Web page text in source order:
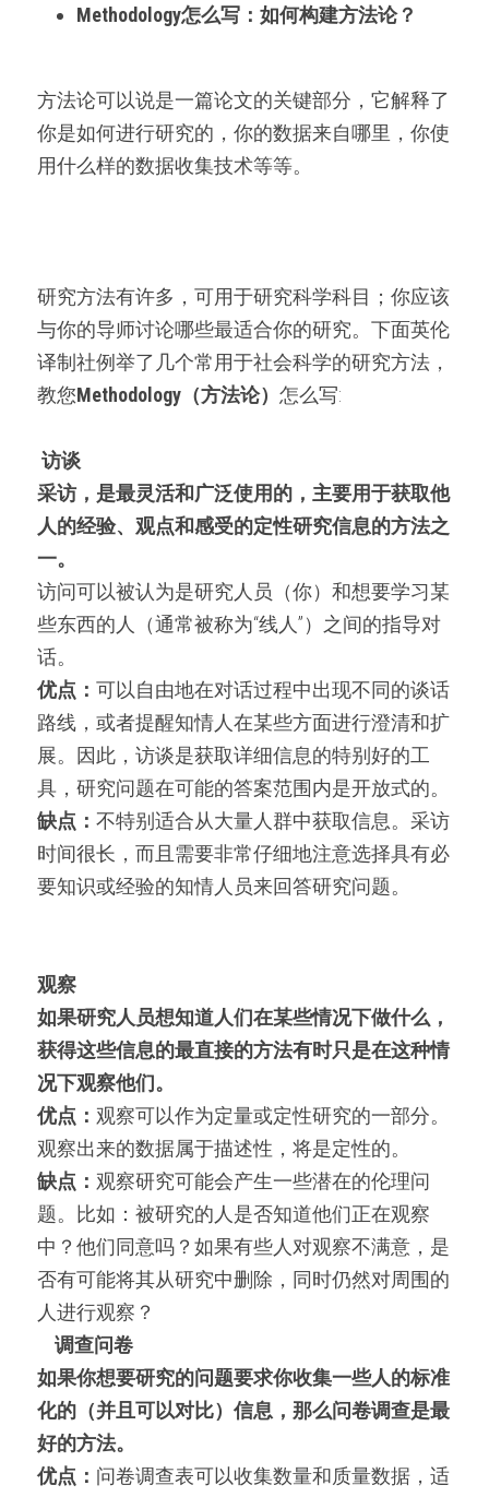
Methodology怎么写：如何构建方法论？
方法论可以说是一篇论文的关键部分，它解释了
你是如何进行研究的，你的数据来自哪里，你使
用什么样的数据收集技术等等。
研究方法有许多，可用于研究科学科目；你应该
与你的导师讨论哪些最适合你的研究。下面英伦
译制社例举了几个常用于社会科学的研究方法，
教您Methodology（方法论） 怎么写:
访谈
采访，是最灵活和广泛使用的 ， 主要用于获取他
人的经验、观点和感受的定性研究信息的方法之
一。
访问可以被认为是研究人员（你）和想要学习某
些东西的人（通常被称为“线人”）之间的指导对
话。
优点： 可以自由地在对话过程中出现不同的谈话
路线，或者提醒知情人在某些方面进行澄清和扩
展。因此，访谈是获取详细信息的特别好的工
具，研究问题在可能的答案范围内是开放式的。
缺点： 不特别适合从大量人群中获取信息。采访
时间很长，而且需要非常仔细地注意选择具有必
要知识或经验的知情人员来回答研究问题。
观察
如果研究人员想知道人们在某些情况下做什么，
获得这些信息的最直接的方法有时只是在这种情
况下观察他们。
优点： 观察可以作为定量或定性研究的一部分。
观察出来的数据属于描述性，将是定性的。
缺点： 观察研究可能会产生一些潜在的伦理问
题。比如：被研究的人是否知道他们正在观察
中？他们同意吗？如果有些人对观察不满意，是
否有可能将其从研究中删除，同时仍然对周围的
人进行观察？
调查问卷
如果你想要研究的问题要求你收集一些人的标准
化的（并且可以对比）信息，那么问卷调查是最
好的方法。
优点： 问卷调查表可以收集数量和质量数据，适